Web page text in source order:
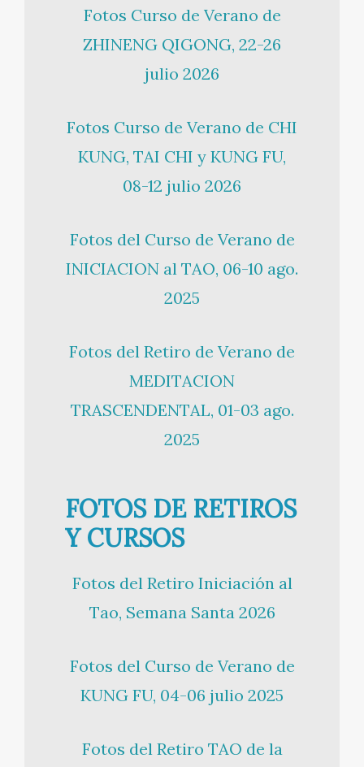
Fotos Curso de Verano de
ZHINENG QIGONG, 22-26
julio 2026
Fotos Curso de Verano de CHI
KUNG, TAI CHI y KUNG FU,
08-12 julio 2026
Fotos del Curso de Verano de
INICIACION al TAO, 06-10 ago.
2025
Fotos del Retiro de Verano de
MEDITACION
TRASCENDENTAL, 01-03 ago.
2025
FOTOS DE RETIROS
Y CURSOS
Fotos del Retiro Iniciación al
Tao, Semana Santa 2026
Fotos del Curso de Verano de
KUNG FU, 04-06 julio 2025
Fotos del Retiro TAO de la